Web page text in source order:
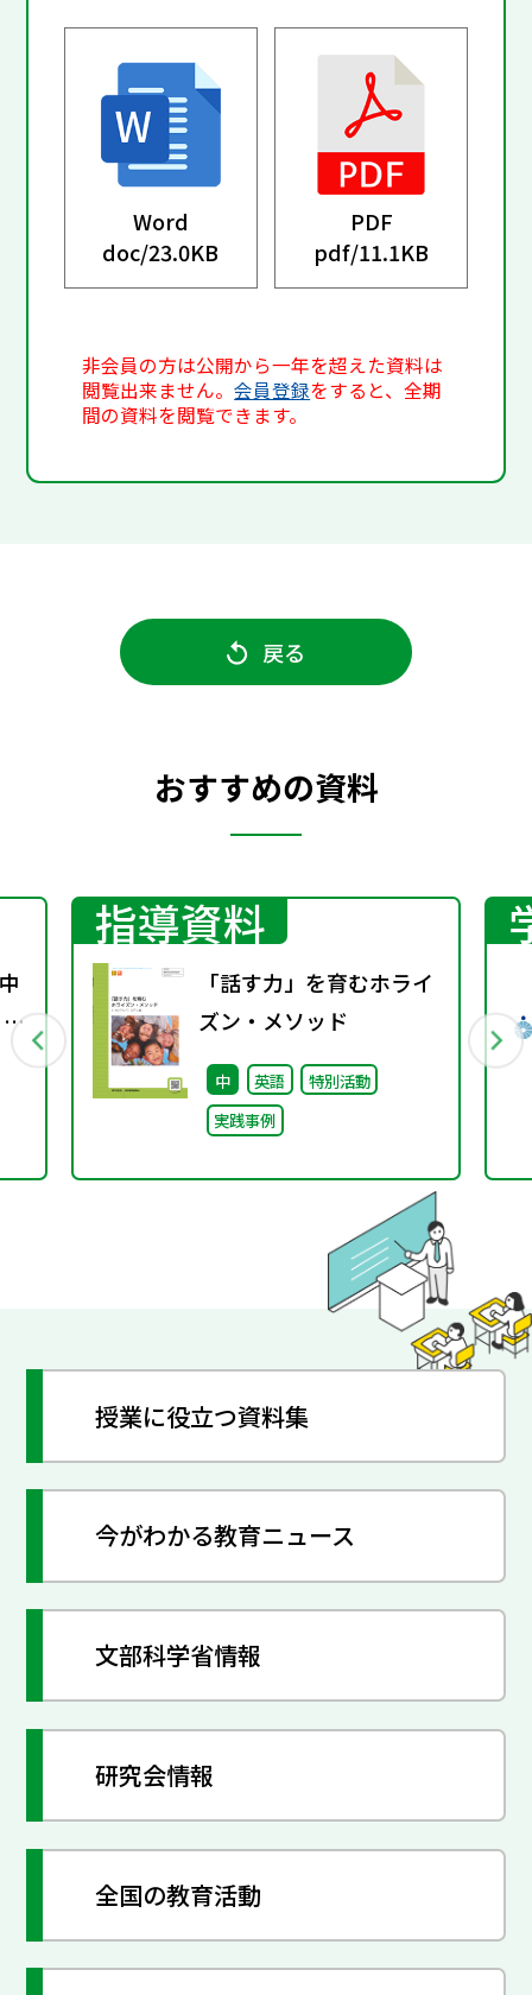
Word
doc/23.0KB
PDF
pdf/11.1KB
非会員の方は公開から一年を超えた資料は
閲覧出来ません。会員登録をすると、全期
間の資料を閲覧できます。
戻る
おすすめの資料
指導資料
「話す力」を育むホライ
ズン・メソッド
中 英語
特別活動
実践事例
授業に役立つ資料集
今がわかる教育ニュース
文部科学省情報
研究会情報
全国の教育活動